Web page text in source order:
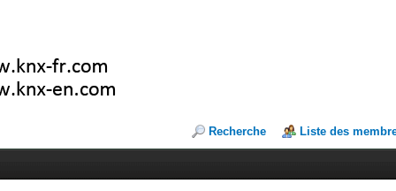
Recherche Liste des